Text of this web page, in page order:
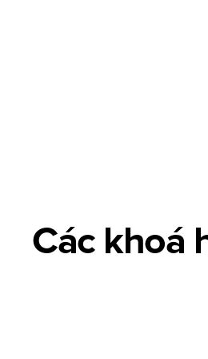
Các khoá
Advertising Design là thiết kế